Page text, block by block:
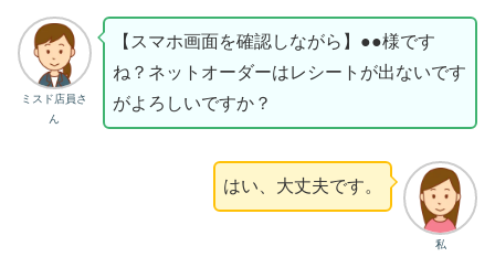
ミスド店員さ
ん
【スマホ画面を確認しながら】●●様です
ね？ネットオーダーはレシートが出ないです
がよろしいですか？
私
はい、大丈夫です。